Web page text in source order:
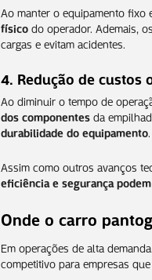
Ao manter o equipamento fixo
físicodo operador. Ademais,
cargas e evitam acidentes.
4. Redução de custos
Ao diminuir o tempo de
dos componentesda
durabilidade do equipamento.
Assim como outros avanços
eficiência e segurança
Onde o carro
Em operações de alta
competitivo para empresas